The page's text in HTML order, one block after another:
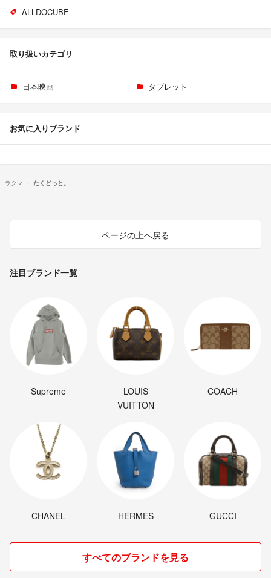
ALLDOCUBE
取り扱いカテゴリ
日本映画 タブレット
お気に入りブランド
ラクマ たくどっと。
ページの上へ戻る
注目ブランド一覧
Supreme
LOUIS
VUITTON
COACH
CHANEL HERMES GUCCI
すべてのブランドを見る